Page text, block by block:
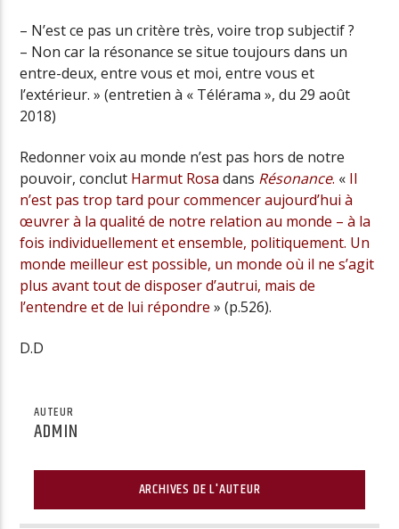
– N’est ce pas un critère très, voire trop subjectif ?
– Non car la résonance se situe toujours dans un
entre-deux, entre vous et moi, entre vous et
l’extérieur. » (entretien à « Télérama », du 29 août
2018)
Redonner voix au monde n’est pas hors de notre
pouvoir, conclut Harmut Rosa dans Résonance. « Il
n’est pas trop tard pour commencer aujourd’hui à
œuvrer à la qualité de notre relation au monde – à la
fois individuellement et ensemble, politiquement. Un
monde meilleur est possible, un monde où il ne s’agit
plus avant tout de disposer d’autrui, mais de
l’entendre et de lui répondre » (p.526).
D.D
AUTEUR
ADMIN
ARCHIVES DE L'AUTEUR